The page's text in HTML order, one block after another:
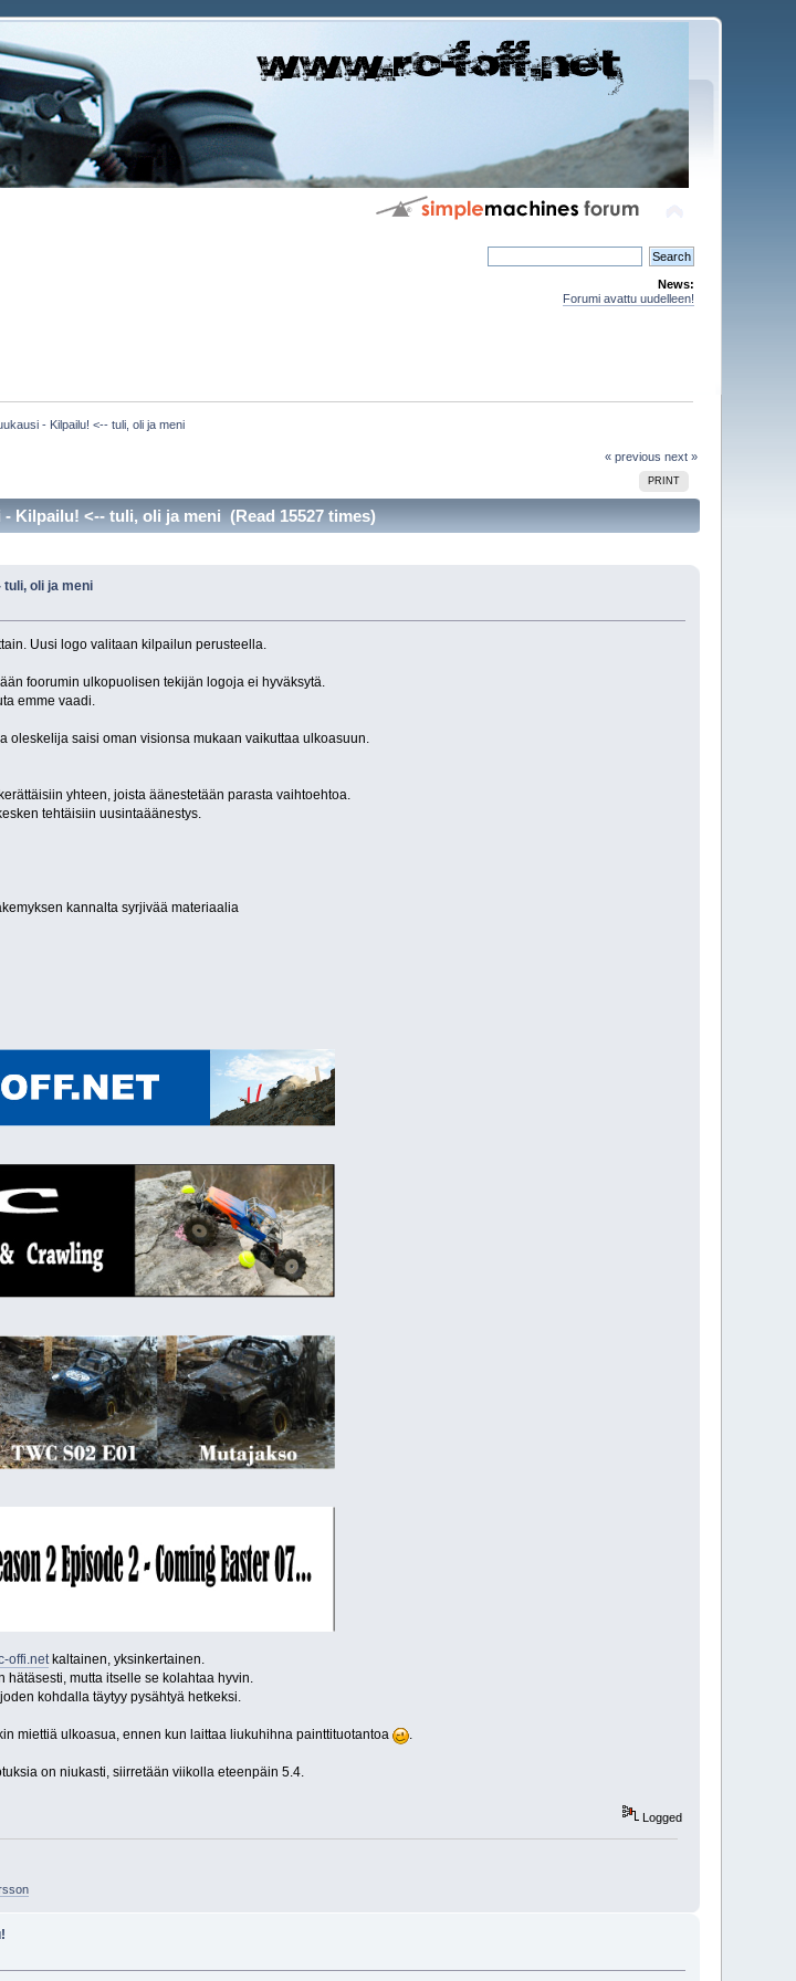
News:
Forumi avattu uudelleen!
- Kilpailu! <-- tuli, oli ja meni
« previous next »
PRINT
Kilpailu! <-- tuli, oli ja meni (Read 15527 times)
oli ja meni
Uusi logo valitaan kilpailun perusteella.
foorumin ulkopuolisen tekijän logoja ei hyväksytä.
emme vaadi.
saisi oman visionsa mukaan vaikuttaa ulkoasuun.
yhteen, joista äänestetään parasta vaihtoehtoa.
tehtäisiin uusintaäänestys.
kannalta syrjivää materiaalia
offi.netkaltainen, yksinkertainen.
mutta itselle se kolahtaa hyvin.
kohdalla täytyy pysähtyä hetkeksi.
miettiä ulkoasua, ennen kun laittaa liukuhihna painttituotantoa .
on niukasti, siirretään viikolla eteenpäin 5.4.
Logged